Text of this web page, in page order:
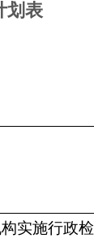
划表
实施行政检